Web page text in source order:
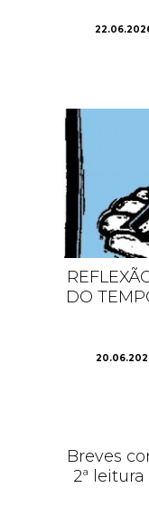
DO
Breves
2ª